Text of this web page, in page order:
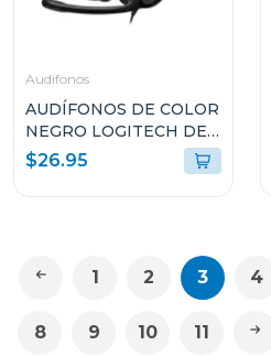
Audifonos
AUDÍFONOS DE COLOR
NEGRO LOGITECH DE
CABLE USB TIPO-C
CON MICROFONO
$26.95
1 2 3 4
8 9 10 11